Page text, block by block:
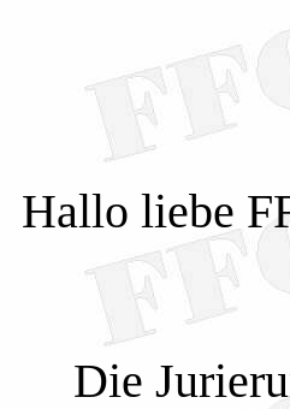
Hallo liebe
Die